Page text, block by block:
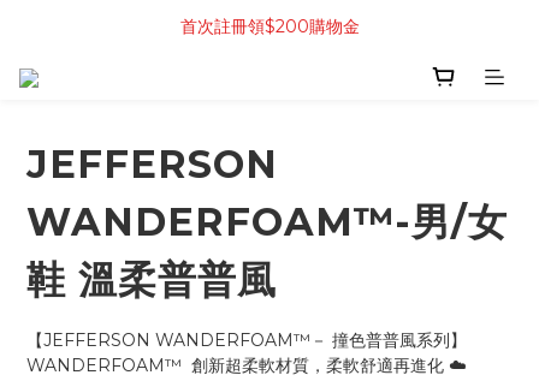
首次註冊領$200購物金
JEFFERSON
WANDERFOAM™-男/女
鞋 溫柔普普風
【JEFFERSON WANDERFOAM™－ 撞色普普風系列】
WANDERFOAM™  創新超柔軟材質，柔軟舒適再進化 ☁️